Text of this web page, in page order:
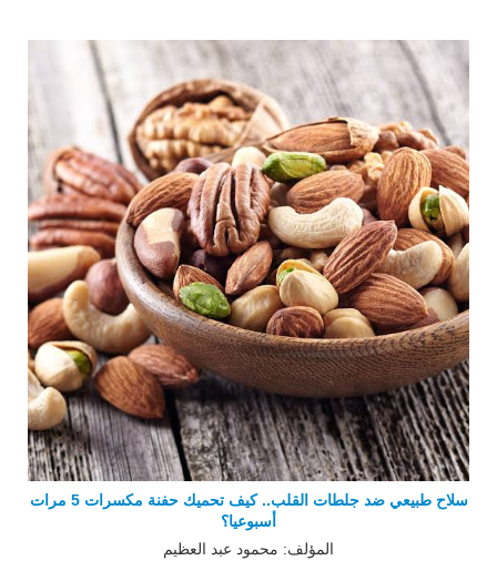
سلاح طبيعي ضد جلطات القلب.. كيف تحميك حفنة مكسرات 5 مرات
أسبوعيا؟
المؤلف: محمود عبد العظيم